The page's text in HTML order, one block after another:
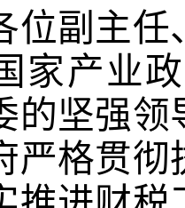
位副主任
家产业
的坚强
严格贯彻